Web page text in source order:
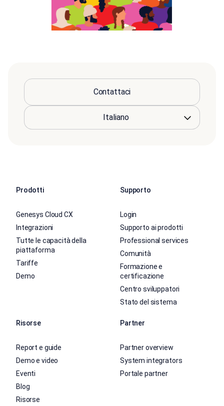
Contattaci
Prodotti
Genesys Cloud CX
Integrazioni
Tutte le capacità della
piattaforma
Tariffe
Demo
Supporto
Login
Supporto ai prodotti
Professional services
Comunità
Formazione e
certificazione
Centro sviluppatori
Stato del sistema
Risorse
Report e guide
Demo e video
Eventi
Blog
Risorse
Partner
Partner overview
System integrators
Portale partner